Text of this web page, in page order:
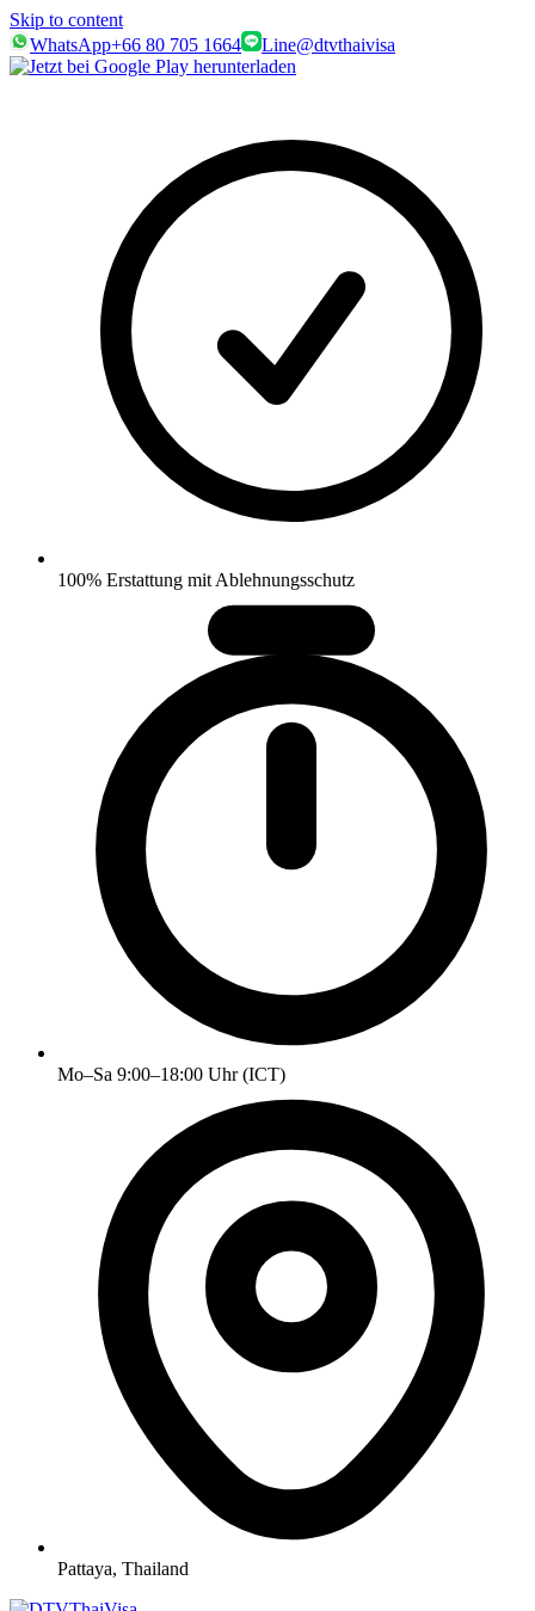
Skip to content
WhatsApp+66 80 705 1664 Line@dtvthaivisa
100% Erstattung mit Ablehnungsschutz
Mo–Sa 9:00–18:00 Uhr (ICT)
Pattaya, Thailand